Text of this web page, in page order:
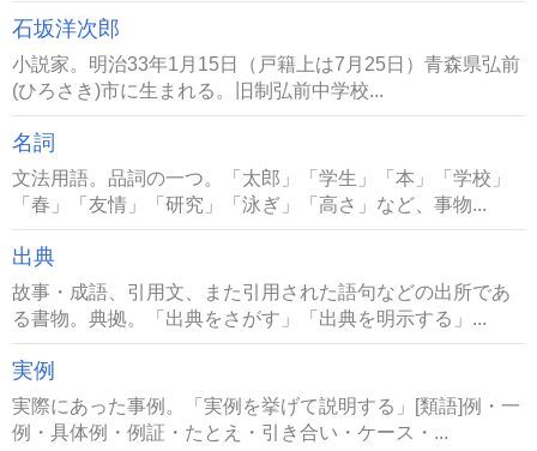
石坂洋次郎
小説家。明治33年1月15日（戸籍上は7月25日）青森県弘前
(ひろさき)市に生まれる。旧制弘前中学校...
名詞
文法用語。品詞の一つ。「太郎」「学生」「本」「学校」
「春」「友情」「研究」「泳ぎ」「高さ」など、事物...
出典
故事・成語、引用文、また引用された語句などの出所であ
る書物。典拠。「出典をさがす」「出典を明示する」...
実例
実際にあった事例。「実例を挙げて説明する」[類語]例・一
例・具体例・例証・たとえ・引き合い・ケース・...